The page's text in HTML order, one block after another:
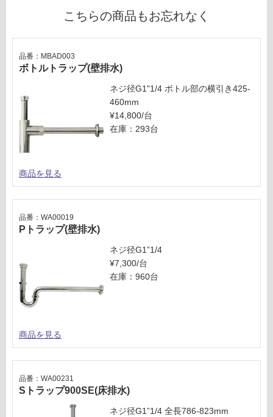
こちらの商品もお忘れなく
ボトルトラップ(壁排水)
品番：MBAD003
ネジ径G1"1/4 ボトル部の横引き425-
460mm
¥14,800/台
在庫：293台
商品を見る
Pトラップ(壁排水)
品番：WA00019
ネジ径G1”1/4
¥7,300/台
在庫：960台
商品を見る
Sトラップ900SE(床排水)
品番：WA00231
ネジ径G1”1/4 全長786-823mm